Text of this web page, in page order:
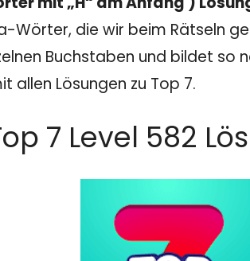
Wörter, die wir beim Rätseln
Buchstaben und bildet
allen Lösungen zu Top 7.
7 Level 582